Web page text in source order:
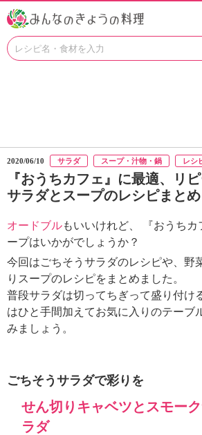
お
つ
け
よ
。
K
エ
デ
ュ
「
2020/06/10 サラダ スープ・汁物・鍋 レシ
『おうちカフェ』に最適、リ
サラダとスープのレシピまとめ
オードブルもいいけれど、 『おうち
ープはいかがでしょうか？
今回はごちそうサラダのレシピや、野
りスープのレシピをまとめました。
普段サラダは切ってちぎって盛り付け
はひと手間加えてお気に入りのテーブ
みましょう。
ごちそうサラダで彩りを
せん切りキャベツとスモー
ラダ